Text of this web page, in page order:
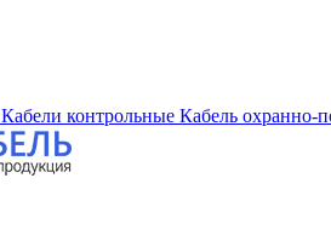
Кабели контрольные Кабель охранно-